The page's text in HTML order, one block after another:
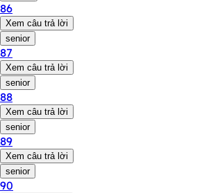
86
Xem câu trả lời
senior
87
Xem câu trả lời
senior
88
Xem câu trả lời
senior
89
Xem câu trả lời
senior
90